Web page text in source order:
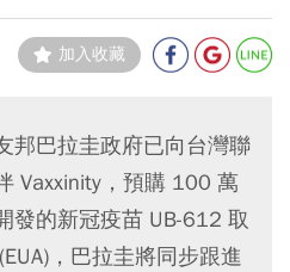
加入收藏
邦巴拉圭政府已向台灣聯
Vaxxinity，預購 100 萬
發的新冠疫苗 UB-612 取
，巴拉圭將同步跟進